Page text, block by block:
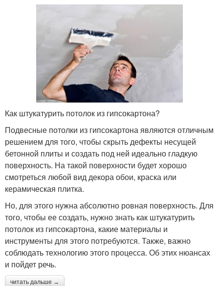
Как штукатурить потолок из гипсокартона?
Подвесные потолки из гипсокартона являются отличным
решением для того, чтобы скрыть дефекты несущей
бетонной плиты и создать под ней идеально гладкую
поверхность. На такой поверхности будет хорошо
смотреться любой вид декора обои, краска или
керамическая плитка.
Но, для этого нужна абсолютно ровная поверхность. Для
того, чтобы ее создать, нужно знать как штукатурить
потолок из гипсокартона, какие материалы и
инструменты для этого потребуются. Также, важно
соблюдать технологию этого процесса. Об этих нюансах
и пойдет речь.
читать дальше →